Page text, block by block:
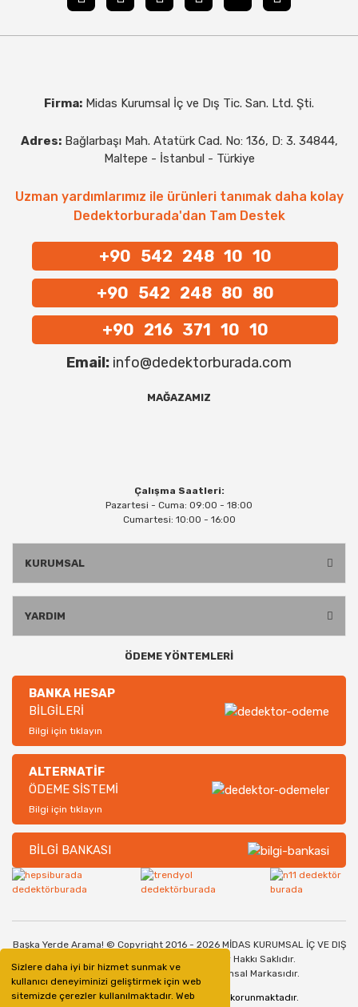
Sizlere daha iyi bir hizmet sunmak ve
kullanıcı deneyiminizi geliştirmek için web
sitemizde çerezler kullanılmaktadır. Web
Firma: Midas Kurumsal İç ve Dış Tic. San. Ltd. Şti.
Adres: Bağlarbaşı Mah. Atatürk Cad. No: 136, D: 3. 34844,
Maltepe - İstanbul - Türkiye
Uzman yardımlarımız ile ürünleri tanımak daha kolay
Dedektorburada'dan Tam Destek
+90 542 248 10 10
+90 542 248 80 80
+90 216 371 10 10
Email: info@dedektorburada.com
MAĞAZAMIZ
Çalışma Saatleri:
Pazartesi - Cuma: 09:00 - 18:00
Cumartesi: 10:00 - 16:00
KURUMSAL
YARDIM
ÖDEME YÖNTEMLERİ
BANKA HESAP
BİLGİLERİ
Bilgi için tıklayın
ALTERNATİF
ÖDEME SİSTEMİ
Bilgi için tıklayın
BİLGİ BANKASI
Başka Yerde Arama! © Copyright 2016 - 2026 MİDAS KURUMSAL İÇ VE DIŞ
TİCARET SANAYİ LİMİTED ŞİRKETİ. Her Hakkı Saklıdır.
Dedektorburada.com, bir Midas Kurumsal Markasıdır.
128bit SSL Güvenlik Sertifikası ile korunmaktadır.